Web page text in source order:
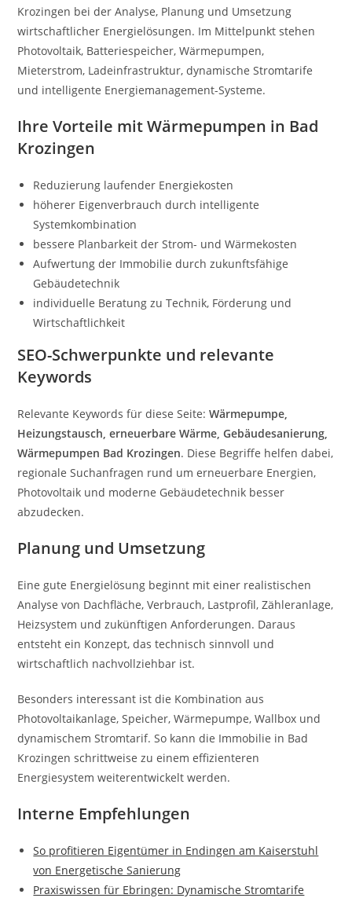
Krozingen bei der Analyse, Planung und Umsetzung
wirtschaftlicher Energielösungen. Im Mittelpunkt stehen
Photovoltaik, Batteriespeicher, Wärmepumpen,
Mieterstrom, Ladeinfrastruktur, dynamische Stromtarife
und intelligente Energiemanagement-Systeme.
Ihre Vorteile mit Wärmepumpen in Bad
Krozingen
Reduzierung laufender Energiekosten
höherer Eigenverbrauch durch intelligente
Systemkombination
bessere Planbarkeit der Strom- und Wärmekosten
Aufwertung der Immobilie durch zukunftsfähige
Gebäudetechnik
individuelle Beratung zu Technik, Förderung und
Wirtschaftlichkeit
SEO-Schwerpunkte und relevante
Keywords
Relevante Keywords für diese Seite:Wärmepumpe,
Heizungstausch, erneuerbare Wärme, Gebäudesanierung,
Wärmepumpen Bad Krozingen. Diese Begriffe helfen dabei,
regionale Suchanfragen rund um erneuerbare Energien,
Photovoltaik und moderne Gebäudetechnik besser
abzudecken.
Planung und Umsetzung
Eine gute Energielösung beginnt mit einer realistischen
Analyse von Dachfläche, Verbrauch, Lastprofil, Zähleranlage,
Heizsystem und zukünftigen Anforderungen. Daraus
entsteht ein Konzept, das technisch sinnvoll und
wirtschaftlich nachvollziehbar ist.
Besonders interessant ist die Kombination aus
Photovoltaikanlage, Speicher, Wärmepumpe, Wallbox und
dynamischem Stromtarif. So kann die Immobilie in Bad
Krozingen schrittweise zu einem effizienteren
Energiesystem weiterentwickelt werden.
Interne Empfehlungen
So profitieren Eigentümer in Endingen am Kaiserstuhl
von Energetische Sanierung
Praxiswissen für Ebringen: Dynamische Stromtarife